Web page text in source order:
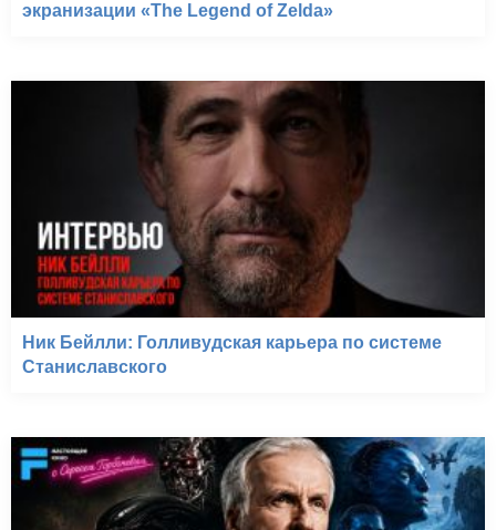
экранизации «The Legend of Zelda»
Ник Бейлли: Голливудская карьера по системе
Станиславского